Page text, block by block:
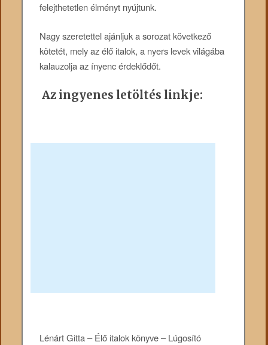
felejthetetlen élményt nyújtunk.
Nagy szeretettel ajánljuk a sorozat következő
kötetét, mely az élő italok, a nyers levek világába
kalauzolja az ínyenc érdeklődőt.
Az ingyenes letöltés linkje:
Lénárt Gitta – Élő italok könyve – Lúgosító